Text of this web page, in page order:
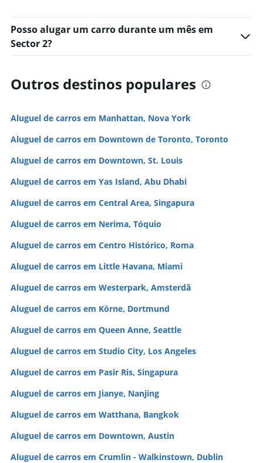
Posso alugar um carro durante um mês em
Sector 2?
Outros destinos populares
Aluguel de carros em Manhattan, Nova York
Aluguel de carros em Downtown de Toronto, Toronto
Aluguel de carros em Downtown, St. Louis
Aluguel de carros em Yas Island, Abu Dhabi
Aluguel de carros em Central Area, Singapura
Aluguel de carros em Nerima, Tóquio
Aluguel de carros em Centro Histórico, Roma
Aluguel de carros em Little Havana, Miami
Aluguel de carros em Westerpark, Amsterdã
Aluguel de carros em Körne, Dortmund
Aluguel de carros em Queen Anne, Seattle
Aluguel de carros em Studio City, Los Angeles
Aluguel de carros em Pasir Ris, Singapura
Aluguel de carros em Jianye, Nanjing
Aluguel de carros em Watthana, Bangkok
Aluguel de carros em Downtown, Austin
Aluguel de carros em Crumlin - Walkinstown, Dublin